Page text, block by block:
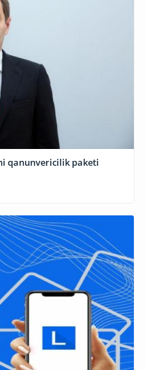
qanunvericilik paketi